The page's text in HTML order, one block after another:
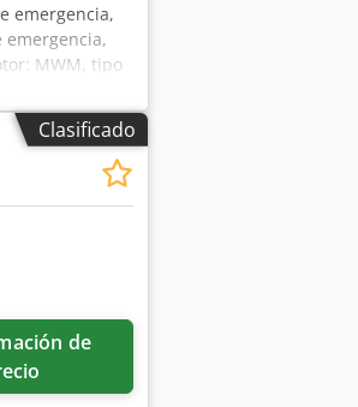
emergencia,
MWM, tipo
NKTB 4-
generador:
6
Clasificado